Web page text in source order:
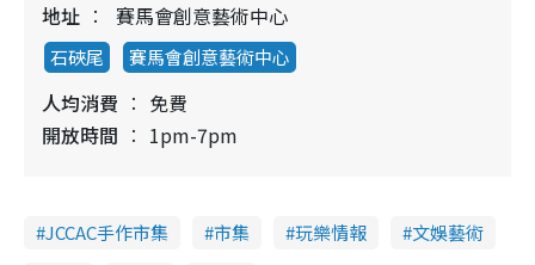
地址
賽馬會創意藝術中心
石硤尾 賽馬會創意藝術中心
人均消費
免費
開放時間
1pm-7pm
JCCAC手作市集 市集 玩樂情報
文娛藝術